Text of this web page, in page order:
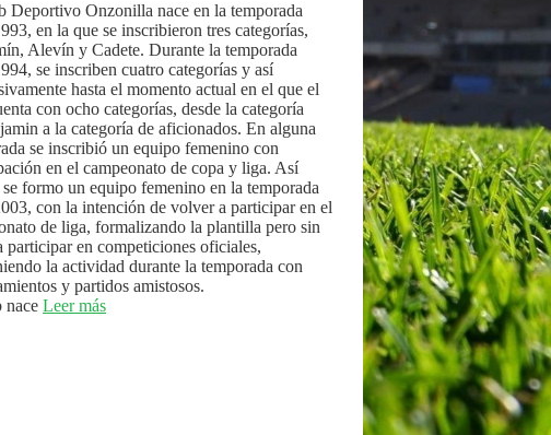
Deportivo Onzonilla nace en la temporada
en la que se inscribieron tres categorías,
Alevín y Cadete. Durante la temporada
se inscriben cuatro categorías y así
hasta el momento actual en el que el
con ocho categorías, desde la categoría
a la categoría de aficionados. En alguna
se inscribió un equipo femenino con
en el campeonato de copa y liga. Así
formo un equipo femenino en la temporada
con la intención de volver a participar en el
de liga, formalizando la plantilla pero sin
participar en competiciones oficiales,
la actividad durante la temporada con
y partidos amistosos.
nace Leer más